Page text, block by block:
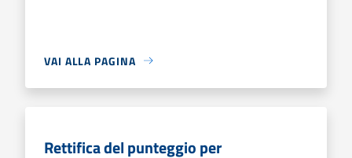
VAI ALLA PAGINA
Rettifica del punteggio per